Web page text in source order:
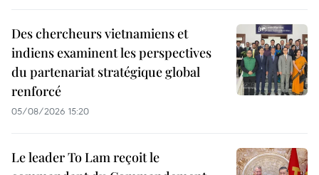
Des chercheurs vietnamiens et
indiens examinent les perspectives
du partenariat stratégique global
renforcé
05/08/2026 15:20
Le leader To Lam reçoit le